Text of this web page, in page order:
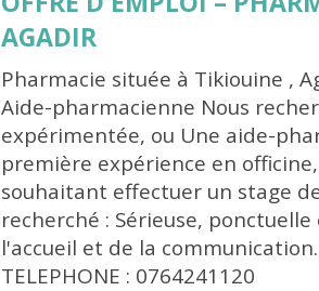
AGADIR
Pharmacie située à Tikiouine ,
Aide-pharmacienne Nous
expérimentée, ou Une aide-
première expérience en
souhaitant effectuer un stage
recherché : Sérieuse,
l'accueil et de la
TELEPHONE : 0764241120